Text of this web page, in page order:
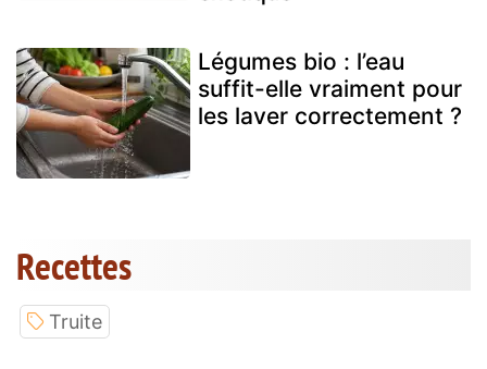
Légumes bio : l’eau
suffit-elle vraiment pour
les laver correctement ?
Recettes
Truite